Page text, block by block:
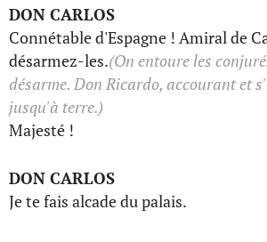
DON CARLOS
Connétable d'Espagne ! Amiral de
désarmez-les.(On entoure les
désarme. Don Ricardo, accourant et
jusqu'à terre.)
Majesté !
DON CARLOS
Je te fais alcade du palais.